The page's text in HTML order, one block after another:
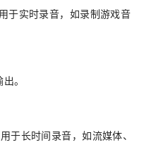
于实时录音，如录制游戏音
。
长时间录音，如流媒体、